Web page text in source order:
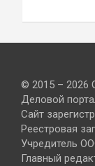
© 2015 – 2026
Деловой
Сайт
Реестровая
Учредитель
Главный